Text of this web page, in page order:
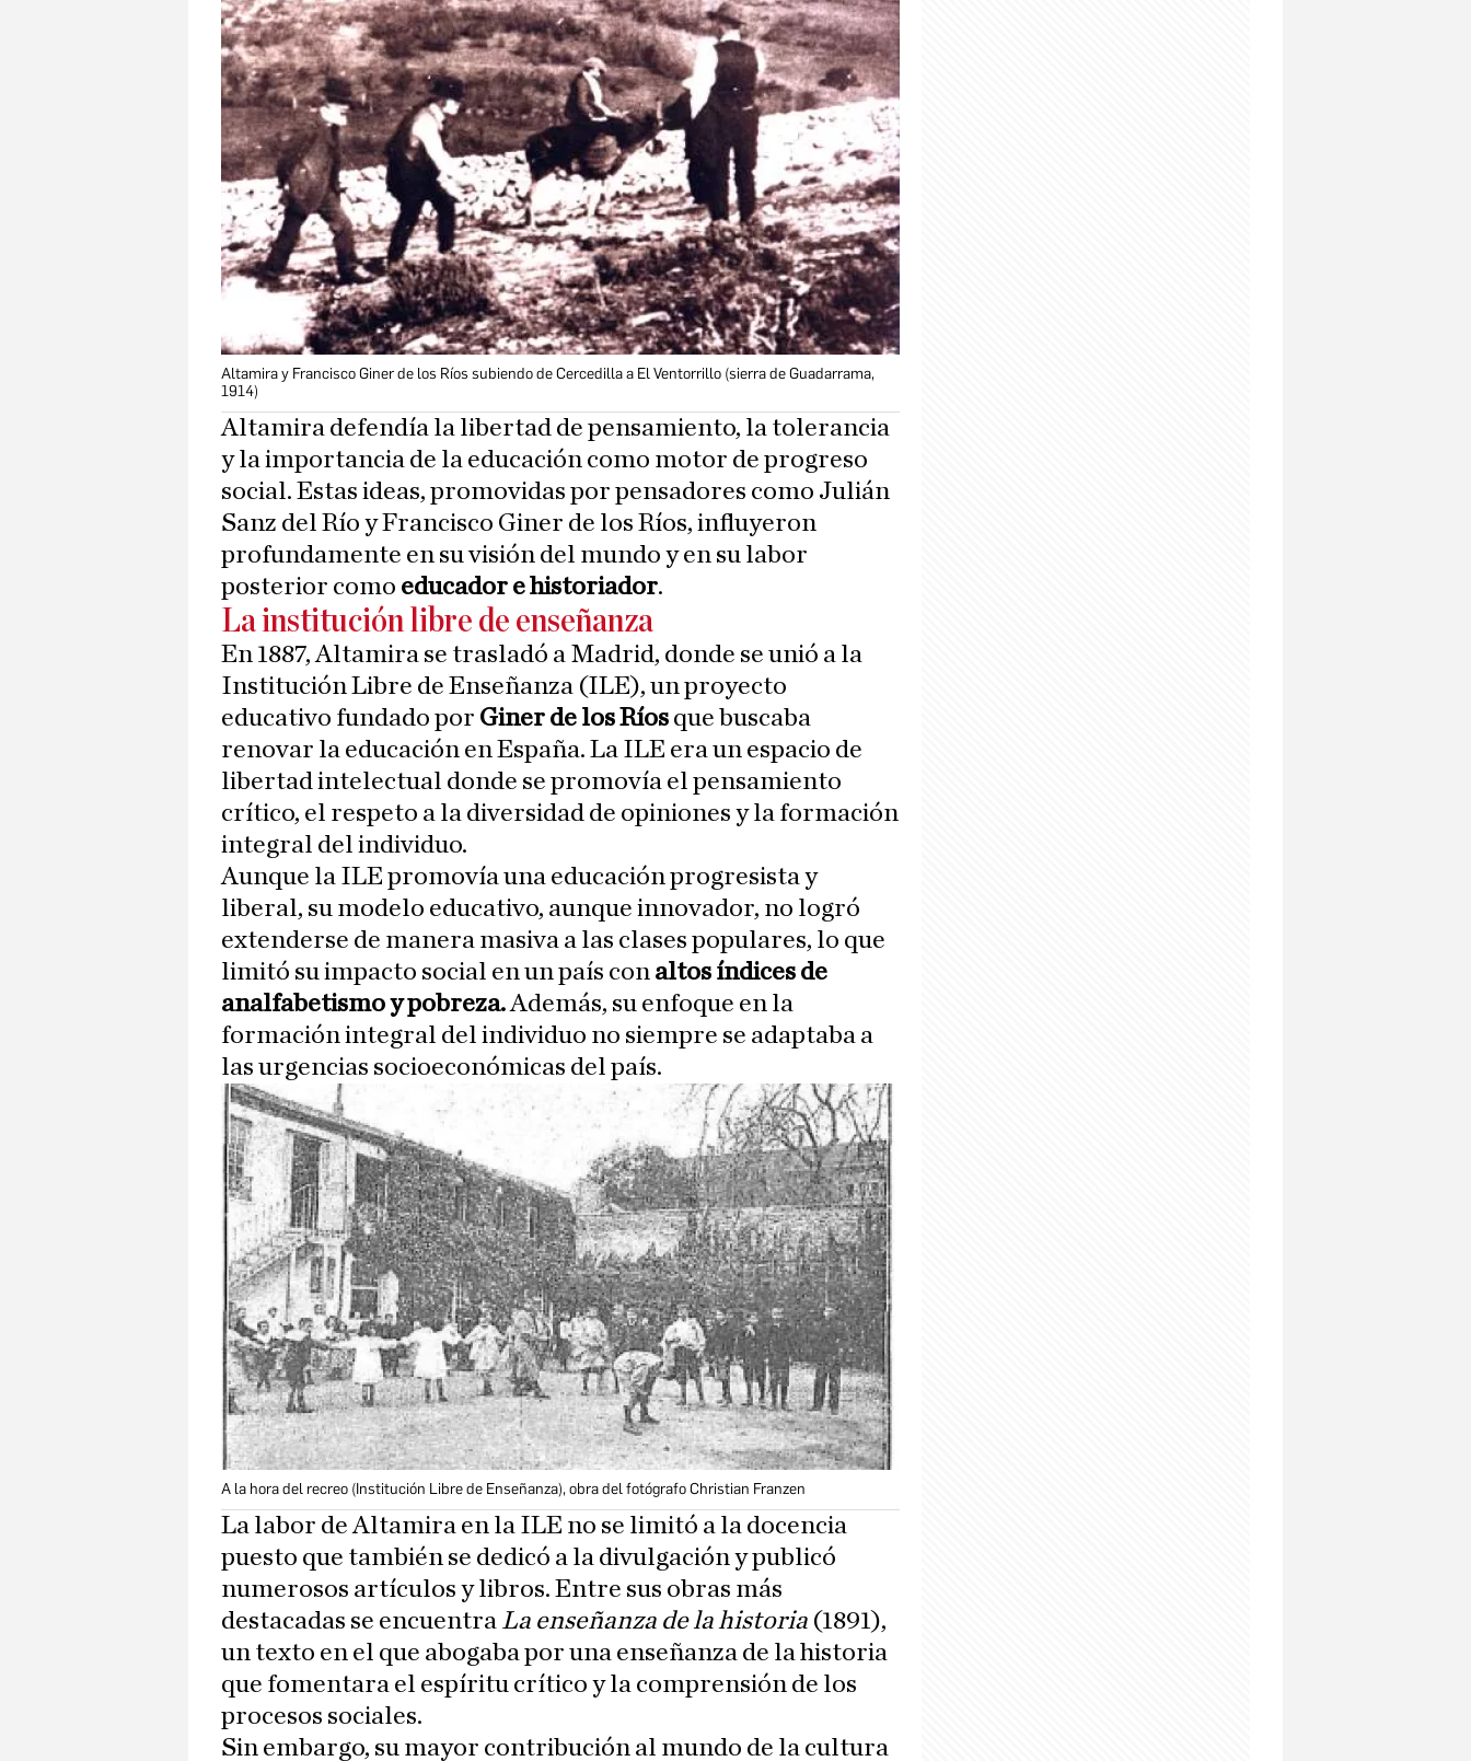
Altamira y Francisco Giner de los Ríos subiendo de Cercedilla a El Ventorrillo (sierra de Guadarrama,
1914)
Altamira defendía la libertad de pensamiento, la tolerancia
y la importancia de la educación como motor de progreso
social. Estas ideas, promovidas por pensadores como Julián
Sanz del Río y Francisco Giner de los Ríos, influyeron
profundamente en su visión del mundo y en su labor
posterior como educador e historiador.
La institución libre de enseñanza
En 1887, Altamira se trasladó a Madrid, donde se unió a la
Institución Libre de Enseñanza (ILE), un proyecto
educativo fundado por Giner de los Ríos que buscaba
renovar la educación en España. La ILE era un espacio de
libertad intelectual donde se promovía el pensamiento
crítico, el respeto a la diversidad de opiniones y la formación
integral del individuo.
Aunque la ILE promovía una educación progresista y
liberal, su modelo educativo, aunque innovador, no logró
extenderse de manera masiva a las clases populares, lo que
limitó su impacto social en un país con altos índices de
analfabetismo y pobreza.Además, su enfoque en la
formación integral del individuo no siempre se adaptaba a
las urgencias socioeconómicas del país.
A la hora del recreo (Institución Libre de Enseñanza), obra del fotógrafo Christian Franzen
La labor de Altamira en la ILE no se limitó a la docencia
puesto que también se dedicó a la divulgación y publicó
numerosos artículos y libros. Entre sus obras más
destacadas se encuentra La enseñanza de la historia (1891),
un texto en el que abogaba por una enseñanza de la historia
que fomentara el espíritu crítico y la comprensión de los
procesos sociales.
Sin embargo, su mayor contribución al mundo de la cultura